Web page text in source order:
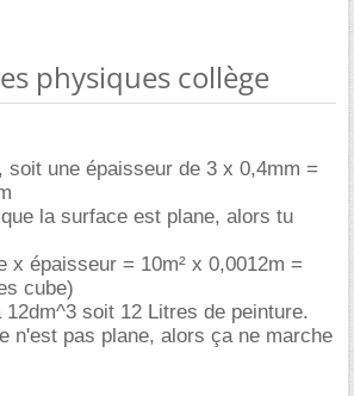
physiques collège
soit une épaisseur de 3 x 0,4mm =
la surface est plane, alors tu
x épaisseur = 10m² x 0,0012m =
cube)
12dm^3 soit 12 Litres de peinture.
n'est pas plane, alors ça ne marche